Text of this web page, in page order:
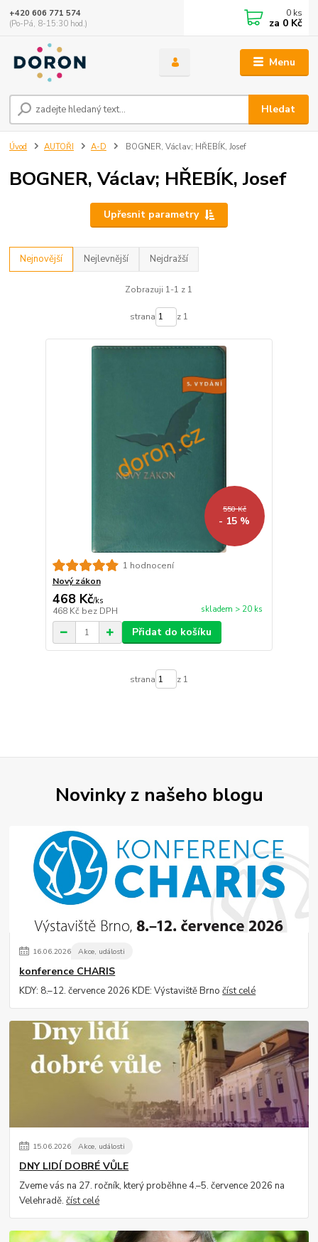
Menu
Hledat
+420 606 771 574
(Po-Pá, 8-15:30 hod.)
0 ks
za 0 Kč
Úvod AUTOŘI A-D BOGNER, Václav; HŘEBÍK, Josef
BOGNER, Václav; HŘEBÍK, Josef
Upřesnit parametry
Nejnovější Nejlevnější Nejdražší
Zobrazuji 1-1 z 1
strana z 1
550 Kč
- 15 %
1 hodnocení
Nový zákon
468 Kč/ks
468 Kč bez DPH skladem > 20 ks
Přidat do košíku
strana z 1
Novinky z našeho blogu
16.06.2026 Akce, události
konference CHARIS
KDY: 8.–12. července 2026 KDE: Výstaviště Brnočíst celé
15.06.2026 Akce, události
DNY LIDÍ DOBRÉ VŮLE
Zveme vás na 27. ročník, který proběhne 4.–5. července 2026 na
Velehradě.číst celé